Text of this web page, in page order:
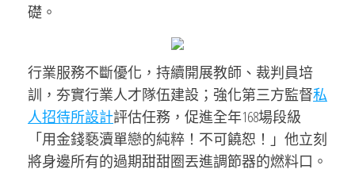
礎。
行業服務不斷優化，持續開展教師、裁判員培
訓，夯實行業人才隊伍建設；強化第三方監督私
人招待所設計評估任務，促進全年168場段級
「用金錢褻瀆單戀的純粹！不可饒恕！」他立刻
將身邊所有的過期甜甜圈丟進調節器的燃料口。